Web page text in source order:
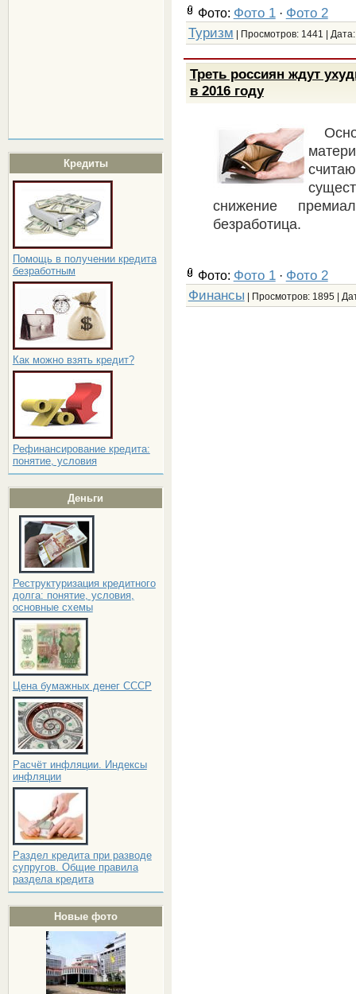
Кредиты
Помощь в получении кредита
безработным
Как можно взять кредит?
Рефинансирование кредита:
понятие, условия
Деньги
Реструктуризация кредитного
долга: понятие, условия,
основные схемы
Цена бумажных денег СССР
Расчёт инфляции. Индексы
инфляции
Раздел кредита при разводе
супругов. Общие правила
раздела кредита
Новые фото
Фото: Фото 1· Фото 2
Туризм | Просмотров: 1441 |
Треть россиян ждут
в 2016 году
снижение
безработица.
Фото: Фото 1· Фото 2
Финансы | Просмотров: 1895 |